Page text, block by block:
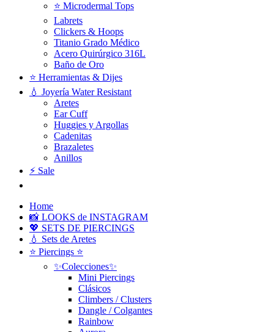
⭐️ Microdermal Tops
Labrets
Clickers & Hoops
Titanio Grado Médico
Acero Quirúrgico 316L
Baño de Oro
⭐ Herramientas & Dijes
💧 Joyería Water Resistant
Aretes
Ear Cuff
Huggies y Argollas
Cadenitas
Brazaletes
Anillos
⚡ Sale
Home
📸 LOOKS de INSTAGRAM
💖 SETS DE PIERCINGS
💧 Sets de Aretes
⭐ Piercings ⭐
✨Colecciones✨
Mini Piercings
Clásicos
Climbers / Clusters
Dangle / Colgantes
Rainbow